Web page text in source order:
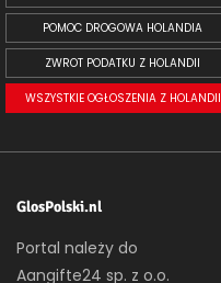
POMOC DROGOWA HOLANDIA
ZWROT PODATKU Z HOLANDII
WSZYSTKIE OGŁOSZENIA Z HOLANDII
GlosPolski.nl
Portal należy do
Aangifte24 sp. z o.o.